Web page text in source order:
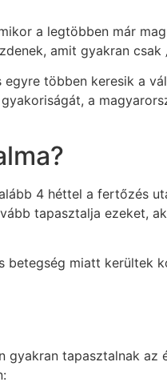
a legtöbben már
amit gyakran csak
többen keresik a
a
4 héttel a fertőzés
tapasztalja ezeket,
miatt kerültek
tapasztalnak az